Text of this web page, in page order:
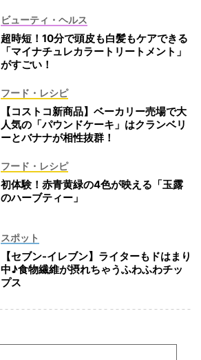
ビューティ・ヘルス
超時短！10分で頭皮も白髪もケアできる
「マイナチュレカラートリートメント」
がすごい！
フード・レシピ
【コストコ新商品】ベーカリー売場で大
人気の「パウンドケーキ」はクランベリ
ーとバナナが相性抜群！
フード・レシピ
初体験！赤青黄緑の4色が映える「玉露
のハーブティー」
スポット
【セブン-イレブン】ライターもドはまり
中♪食物繊維が摂れちゃうふわふわチッ
プス